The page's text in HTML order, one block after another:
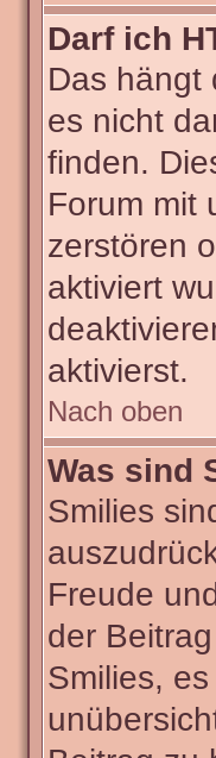
Darf ich
Das hängt
es nicht
finden.
Forum mit
zerstören
aktiviert
aktivierst.
Nach oben
Was sind
Smilies
Freude
der
Smilies,